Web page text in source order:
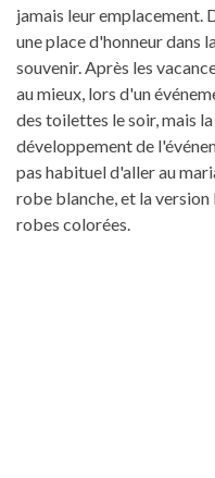
jamais leur emplacement.
une place d'honneur dans
souvenir. Après les
au mieux, lors d'un
des toilettes le soir, mais
développement de
pas habituel d'aller au
robe blanche, et la
robes colorées.